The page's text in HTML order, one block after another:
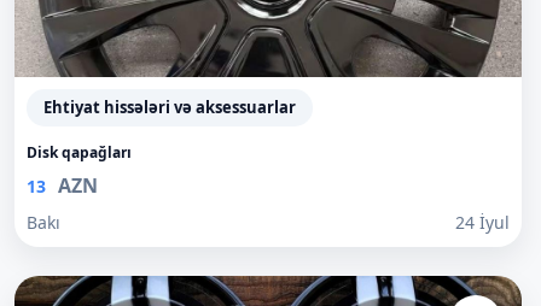
Ehtiyat hissələri və aksessuarlar
Disk qapağları
13 AZN
Bakı 24 İyul